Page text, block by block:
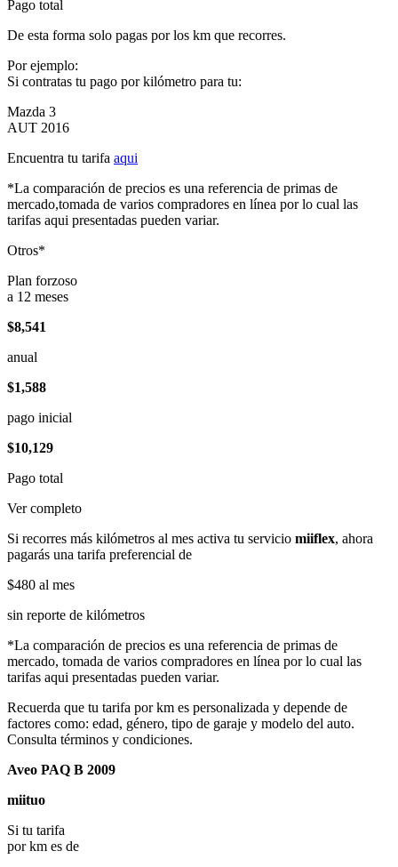
Pago total
De esta forma solo pagas por los km que recorres.
Por ejemplo:
Si contratas tu pago por kilómetro para tu:
Mazda 3
AUT 2016
Encuentra tu tarifa aqui
*La comparación de precios es una referencia de primas de
mercado,tomada de varios compradores en línea por lo cual las
tarifas aqui presentadas pueden variar.
Otros*
Plan forzoso
a 12 meses
$8,541
anual
$1,588
pago inicial
$10,129
Pago total
Ver completo
Si recorres más kilómetros al mes activa tu servicio miiflex, ahora
pagarás una tarifa preferencial de
$480 al mes
sin reporte de kilómetros
*La comparación de precios es una referencia de primas de
mercado, tomada de varios compradores en línea por lo cual las
tarifas aqui presentadas pueden variar.
Recuerda que tu tarifa por km es personalizada y depende de
factores como: edad, género, tipo de garaje y modelo del auto.
Consulta términos y condiciones.
Aveo PAQ B 2009
miituo
Si tu tarifa
por km es de